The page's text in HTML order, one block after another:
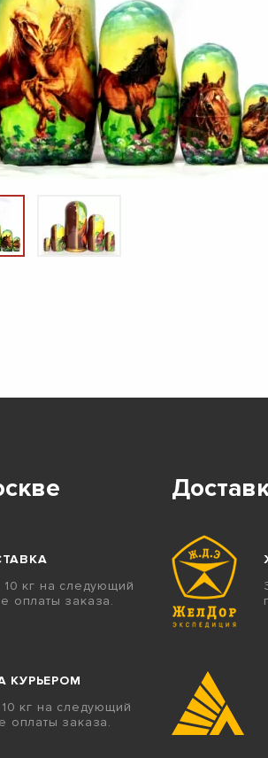
10 кг на следующий
оплаты заказа.
КУРЬЕРОМ
кг на следующий
оплаты заказа.